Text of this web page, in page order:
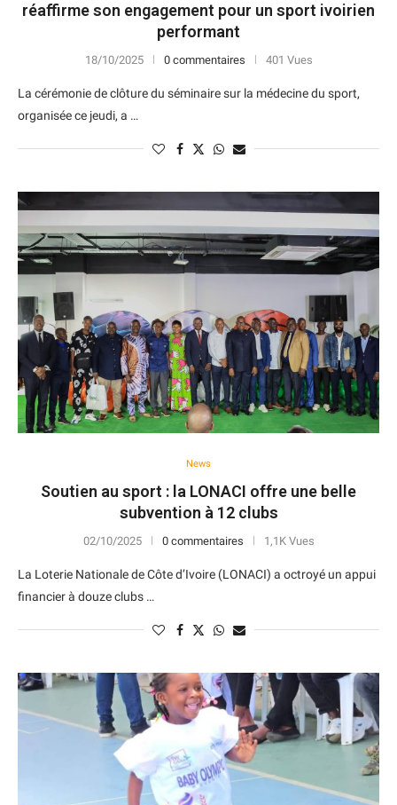
réaffirme son engagement pour un sport ivoirien
performant
18/10/2025 0 commentaires 401 Vues
La cérémonie de clôture du séminaire sur la médecine du sport,
organisée ce jeudi, a …
News
Soutien au sport : la LONACI offre une belle
subvention à 12 clubs
02/10/2025 0 commentaires 1,1K Vues
La Loterie Nationale de Côte d’Ivoire (LONACI) a octroyé un appui
financier à douze clubs …